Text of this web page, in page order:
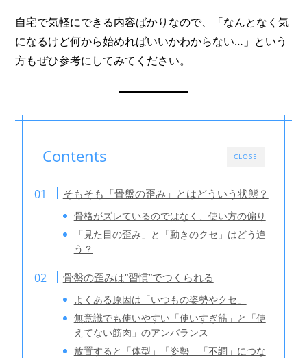
自宅で気軽にできる内容ばかりなので、「なんとなく気
になるけど何から始めればいいかわからない…」という
方もぜひ参考にしてみてください。
CLOSE
Contents
そもそも「骨盤の歪み」とはどういう状態？
骨格がズレているのではなく、使い方の偏り
「見た目の歪み」と「動きのクセ」はどう違
う？
骨盤の歪みは“習慣”でつくられる
よくある原因は「いつもの姿勢やクセ」
無意識でも使いやすい「使いすぎ筋」と「使
えてない筋肉」のアンバランス
放置すると「体型」「姿勢」「不調」につな